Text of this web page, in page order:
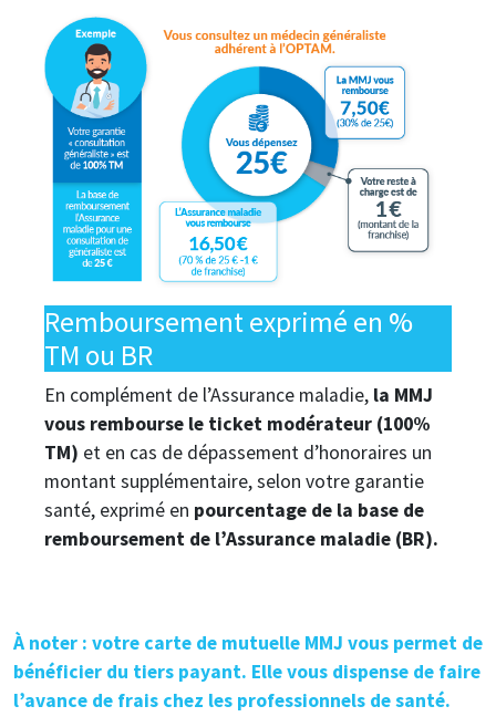
Remboursement exprimé en %
TM ou BR
En complément de l’Assurance maladie, la MMJ
vous rembourse le ticket modérateur (100%
TM) et en cas de dépassement d’honoraires un
montant supplémentaire, selon votre garantie
santé, exprimé en pourcentage de la base de
remboursement de l’Assurance maladie (BR).
À noter : votre carte de mutuelle MMJ vous permet de
bénéficier du tiers payant. Elle vous dispense de faire
l’avance de frais chez les professionnels de santé.